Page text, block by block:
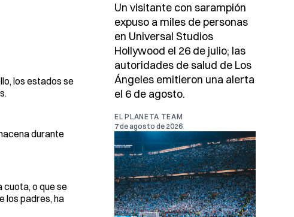
los estados se
durante
cuota, o que se
los padres, ha
Un visitante con sarampión
expuso a miles de personas
en Universal Studios
Hollywood el 26 de julio; las
autoridades de salud de Los
Ángeles emitieron una alerta
el 6 de agosto.
EL PLANETA TEAM
7 de agosto de 2026